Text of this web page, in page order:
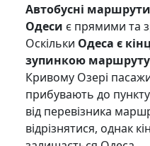
Автобусні
Одеси є прямими та
Оскільки Одеса є
зупинкою маршруту
Кривому Озері
прибувають до
від перевізника
відрізнятися, однак